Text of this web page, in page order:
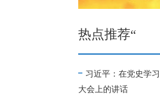
热点推荐“
习近平：在党史学
大会上的讲话